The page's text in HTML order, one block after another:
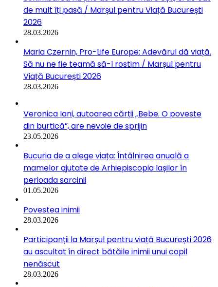
de mult îți pasă / Marșul pentru Viață București
2026
28.03.2026
Maria Czernin, Pro-Life Europe: Adevărul dă viață.
Să nu ne fie teamă să-l rostim / Marșul pentru
Viață București 2026
28.03.2026
Veronica Iani, autoarea cărții „Bebe. O poveste
din burtică”, are nevoie de sprijin
23.05.2026
Bucuria de a alege viața: Întâlnirea anuală a
mamelor ajutate de Arhiepiscopia Iașilor în
perioada sarcinii
01.05.2026
Povestea inimii
28.03.2026
Participanții la Marșul pentru viață București 2026
au ascultat în direct bătăile inimii unui copil
nenăscut
28.03.2026